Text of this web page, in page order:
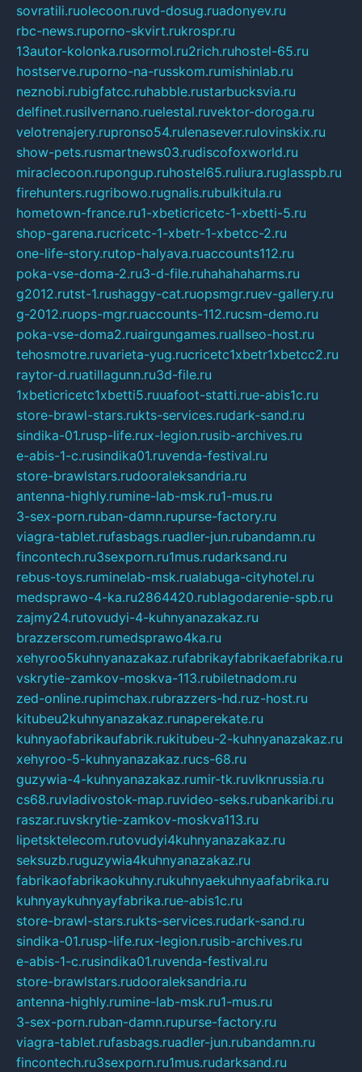
sovratili.ruolecoon.ruvd-dosug.ruadonyev.ru
rbc-news.ruporno-skvirt.rukrospr.ru
13autor-kolonka.rusormol.ru2rich.ruhostel-65.ru
hostserve.ruporno-na-russkom.rumishinlab.ru
neznobi.rubigfatcc.ruhabble.rustarbucksvia.ru
delfinet.rusilvernano.ruelestal.ruvektor-doroga.ru
velotrenajery.rupronso54.rulenasever.rulovinskix.ru
show-pets.rusmartnews03.rudiscofoxworld.ru
miraclecoon.rupongup.ruhostel65.ruliura.ruglasspb.ru
firehunters.rugribowo.rugnalis.rubulkitula.ru
hometown-france.ru1-xbeticricetc-1-xbetti-5.ru
shop-garena.rucricetc-1-xbetr-1-xbetcc-2.ru
one-life-story.rutop-halyava.ruaccounts112.ru
poka-vse-doma-2.ru3-d-file.ruhahahaharms.ru
g2012.rutst-1.rushaggy-cat.ruopsmgr.ruev-gallery.ru
g-2012.ruops-mgr.ruaccounts-112.rucsm-demo.ru
poka-vse-doma2.ruairgungames.ruallseo-host.ru
tehosmotre.ruvarieta-yug.rucricetc1xbetr1xbetcc2.ru
raytor-d.ruatillagunn.ru3d-file.ru
1xbeticricetc1xbetti5.ruuafoot-statti.rue-abis1c.ru
store-brawl-stars.rukts-services.rudark-sand.ru
sindika-01.rusp-life.rux-legion.rusib-archives.ru
e-abis-1-c.rusindika01.ruvenda-festival.ru
store-brawlstars.rudooraleksandria.ru
antenna-highly.rumine-lab-msk.ru1-mus.ru
3-sex-porn.ruban-damn.rupurse-factory.ru
viagra-tablet.rufasbags.ruadler-jun.rubandamn.ru
fincontech.ru3sexporn.ru1mus.rudarksand.ru
rebus-toys.ruminelab-msk.rualabuga-cityhotel.ru
medsprawo-4-ka.ru2864420.rublagodarenie-spb.ru
zajmy24.rutovudyi-4-kuhnyanazakaz.ru
brazzerscom.rumedsprawo4ka.ru
xehyroo5kuhnyanazakaz.rufabrikayfabrikaefabrika.ru
vskrytie-zamkov-moskva-113.rubiletnadom.ru
zed-online.rupimchax.rubrazzers-hd.ruz-host.ru
kitubeu2kuhnyanazakaz.runaperekate.ru
kuhnyaofabrikaufabrik.rukitubeu-2-kuhnyanazakaz.ru
xehyroo-5-kuhnyanazakaz.rucs-68.ru
guzywia-4-kuhnyanazakaz.rumir-tk.ruvlknrussia.ru
cs68.ruvladivostok-map.ruvideo-seks.rubankaribi.ru
raszar.ruvskrytie-zamkov-moskva113.ru
lipetsktelecom.rutovudyi4kuhnyanazakaz.ru
seksuzb.ruguzywia4kuhnyanazakaz.ru
fabrikaofabrikaokuhny.rukuhnyaekuhnyaafabrika.ru
kuhnyaykuhnyayfabrika.rue-abis1c.ru
store-brawl-stars.rukts-services.rudark-sand.ru
sindika-01.rusp-life.rux-legion.rusib-archives.ru
e-abis-1-c.rusindika01.ruvenda-festival.ru
store-brawlstars.rudooraleksandria.ru
antenna-highly.rumine-lab-msk.ru1-mus.ru
3-sex-porn.ruban-damn.rupurse-factory.ru
viagra-tablet.rufasbags.ruadler-jun.rubandamn.ru
fincontech.ru3sexporn.ru1mus.rudarksand.ru